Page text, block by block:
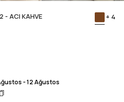
- ACI KAHVE + 4
- 12 Ağustos